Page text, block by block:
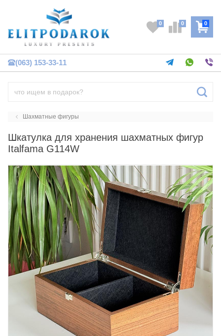
0
0 0
(063) 153-33-11
Шахматные фигуры
Шкатулка для хранения шахматных фигур
Italfama G114W